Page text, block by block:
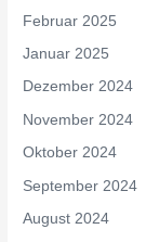
Februar 2025
Januar 2025
Dezember 2024
November 2024
Oktober 2024
September 2024
August 2024